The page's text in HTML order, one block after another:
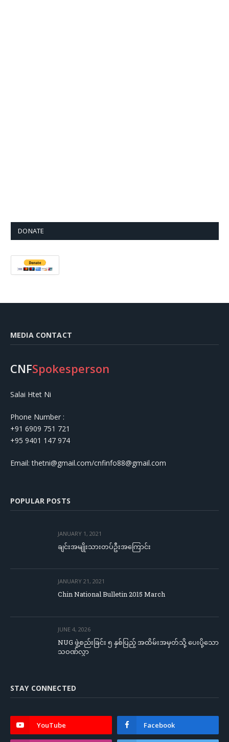
DONATE
MEDIA CONTACT
CNFSpokesperson
Salai Htet Ni
Phone Number :
+91 6909 751 721
+95 9401 147 974
Email: thetni@gmail.com/cnfinfo88@gmail.com
POPULAR POSTS
JANUARY 1, 2021
ချင်းအမျိုးသားတပ်ဦးအကြောင်း
JANUARY 21, 2021
Chin National Bulletin 2015 March
JUNE 4, 2026
NUG ဖွဲ့စည်းခြင်း ၅ နှစ်ပြည့် အထိမ်းအမှတ်သို့ ပေးပို့သော
သဝဏ်လွှာ
STAY CONNECTED
YouTube Facebook